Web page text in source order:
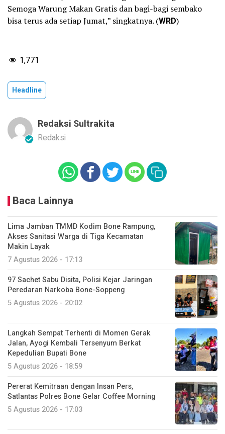
Semoga Warung Makan Gratis dan bagi-bagi sembako
bisa terus ada setiap Jumat,” singkatnya. (WRD)
1,771
Headline
Redaksi Sultrakita
Redaksi
Baca Lainnya
Lima Jamban TMMD Kodim Bone Rampung,
Akses Sanitasi Warga di Tiga Kecamatan
Makin Layak
7 Agustus 2026 - 17:13
97 Sachet Sabu Disita, Polisi Kejar Jaringan
Peredaran Narkoba Bone-Soppeng
5 Agustus 2026 - 20:02
Langkah Sempat Terhenti di Momen Gerak
Jalan, Ayogi Kembali Tersenyum Berkat
Kepedulian Bupati Bone
5 Agustus 2026 - 18:59
Pererat Kemitraan dengan Insan Pers,
Satlantas Polres Bone Gelar Coffee Morning
5 Agustus 2026 - 17:03